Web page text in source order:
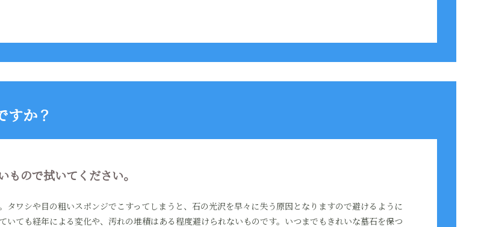
すか？
ので拭いてください。
ワシや目の粗いスポンジでこすってしまうと、石の光沢を早々に失う原因となりますので避けるように
いても経年による変化や、汚れの堆積はある程度避けられないものです。いつまでもきれいな墓石を保つ